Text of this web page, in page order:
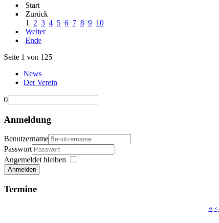
Start
Zurück
1
2 3 4 5 6 7 8 9 10
Weiter
Ende
Seite 1 von 125
News
Der Verein
0
Anmeldung
Benutzername
Passwort
Angemeldet bleiben
Anmelden
Termine
« ‹